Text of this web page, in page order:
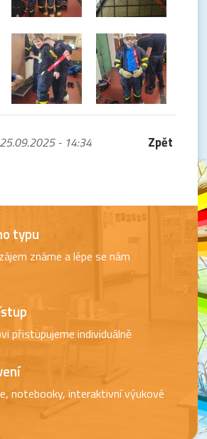
25.09.2025 - 14:34 Zpět
typu
známe a lépe se nám
přistupujeme individuálně
notebooky, interaktivní výukové